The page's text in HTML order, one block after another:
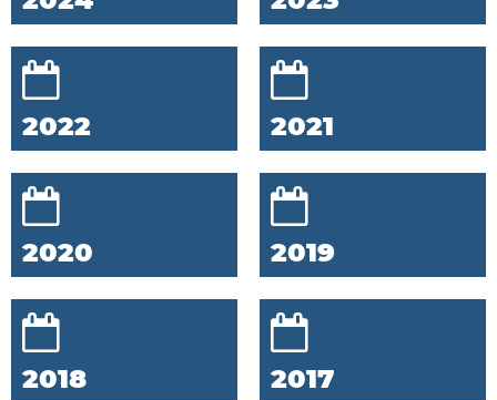
2022 2021
2020 2019
2018 2017